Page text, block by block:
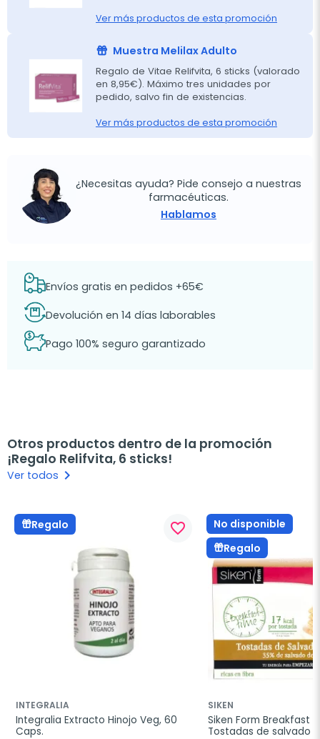
Ver más productos de esta promoción
Muestra Melilax Adulto
Regalo de Vitae Relifvita, 6 sticks (valorado
en 8,95€). Máximo tres unidades por
pedido, salvo fin de existencias.
Ver más productos de esta promoción
¿Necesitas ayuda? Pide consejo a nuestras
farmacéuticas.
Hablamos
Envíos gratis en pedidos +65€
Devolución en 14 días laborables
Pago 100% seguro garantizado
Otros productos dentro de la promoción
¡Regalo Relifvita, 6 sticks!
Ver todos keyboard_arrow_right
Regalo favorite_border
INTEGRALIA
Integralia Extracto Hinojo Veg, 60
Caps.
No disponible
Regalo
SIKEN
Siken Form Breakfast
Tostadas de salvado